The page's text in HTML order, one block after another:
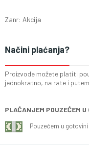
Zanr: Akcija
Načini plaćanja?
Proizvode možete platiti
jednokratno, na rate i
PLAĆANJEM POUZEĆEM U
Pouzećem u